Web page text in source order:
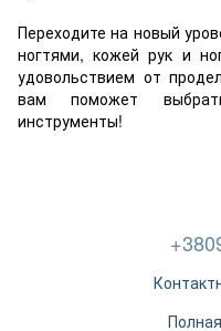
Переходите на новый
ногтями, кожей рук и
удовольствием от
вам поможет
инструменты!